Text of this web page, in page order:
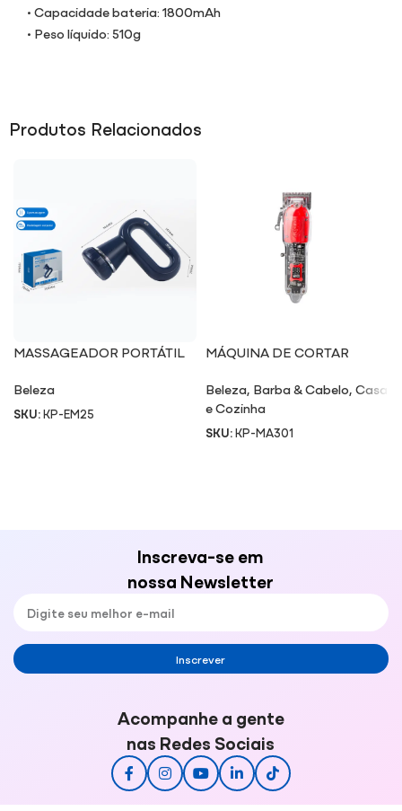
• Capacidade bateria: 1800mAh
• Peso líquido: 510g
Produtos Relacionados
MASSAGEADOR PORTÁTIL
Beleza
SKU:KP-EM25
MÁQUINA DE CORTAR
Beleza, Barba & Cabelo,Casa
e Cozinha
SKU:KP-MA301
Inscreva-se em
nossa Newsletter
Inscrever
Acompanhe a gente
nas Redes Sociais